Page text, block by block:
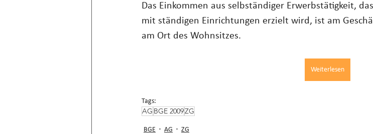
Das Einkommen aus selbständiger Erwerbstätigkeit,
mit ständigen Einrichtungen erzielt wird, ist am
am Ort des Wohnsitzes.
Weiterlesen
Tags:
AG BGE 2009ZG
BGE AG ZG